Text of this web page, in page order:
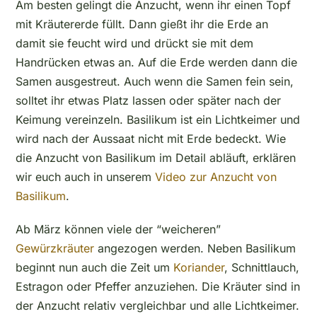
Am besten gelingt die Anzucht, wenn ihr einen Topf
mit Kräutererde füllt. Dann gießt ihr die Erde an
damit sie feucht wird und drückt sie mit dem
Handrücken etwas an. Auf die Erde werden dann die
Samen ausgestreut. Auch wenn die Samen fein sein,
solltet ihr etwas Platz lassen oder später nach der
Keimung vereinzeln. Basilikum ist ein Lichtkeimer und
wird nach der Aussaat nicht mit Erde bedeckt. Wie
die Anzucht von Basilikum im Detail abläuft, erklären
wir euch auch in unseremVideo zur Anzucht von
Basilikum.
Ab März können viele der “weicheren”
Gewürzkräuter angezogen werden. Neben Basilikum
beginnt nun auch die Zeit um Koriander, Schnittlauch,
Estragon oder Pfeffer anzuziehen. Die Kräuter sind in
der Anzucht relativ vergleichbar und alle Lichtkeimer.